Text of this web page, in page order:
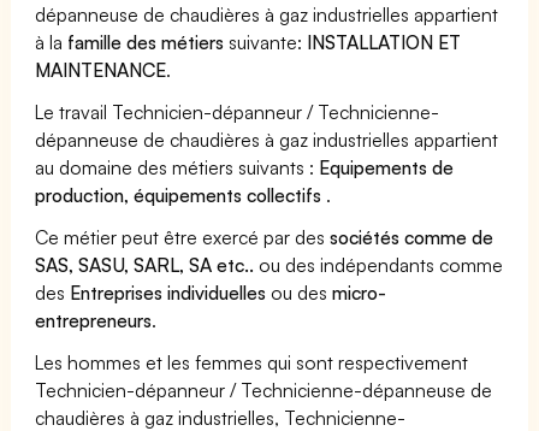
dépanneuse de chaudières à gaz industrielles appartient
à la famille des métiers suivante: INSTALLATION ET
MAINTENANCE.
Le travail Technicien-dépanneur / Technicienne-
dépanneuse de chaudières à gaz industrielles appartient
au domaine des métiers suivants : Equipements de
production, équipements collectifs .
Ce métier peut être exercé par dessociétés comme de
SAS, SASU, SARL, SA etc.. ou des indépendants comme
des Entreprises individuelles ou desmicro-
entrepreneurs.
Les hommes et les femmes qui sont respectivement
Technicien-dépanneur / Technicienne-dépanneuse de
chaudières à gaz industrielles, Technicienne-